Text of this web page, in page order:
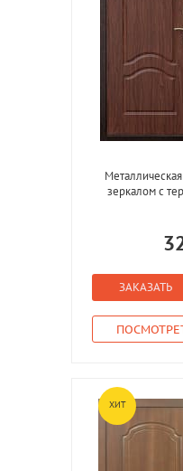
зеркалом с
ЗАКАЗАТЬ
ХИТ